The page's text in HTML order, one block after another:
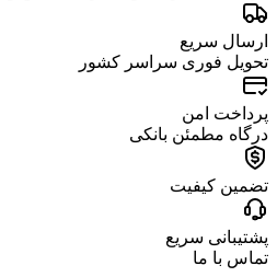
ارسال سریع
تحویل فوری سراسر کشور
پرداخت امن
درگاه مطمئن بانکی
تضمین کیفیت
پشتیبانی سریع
تماس با ما